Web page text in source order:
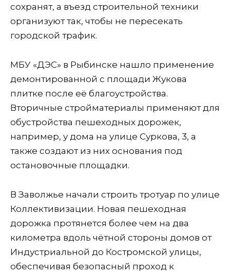
сохранят, а въезд строительной техники
организуют так, чтобы не пересекать
городской трафик.
МБУ «ДЭС» в Рыбинске нашло применение
демонтированной с площади Жукова
плитке после её благоустройства.
Вторичные стройматериалы применяют для
обустройства пешеходных дорожек,
например, у дома на улице Суркова, 3, а
также создают из них основания под
остановочные площадки.
В Заволжье начали строить тротуар по улице
Коллективизации. Новая пешеходная
дорожка протянется более чем на два
километра вдоль чётной стороны домов от
Индустриальной до Костромской улицы,
обеспечивая безопасный проход к